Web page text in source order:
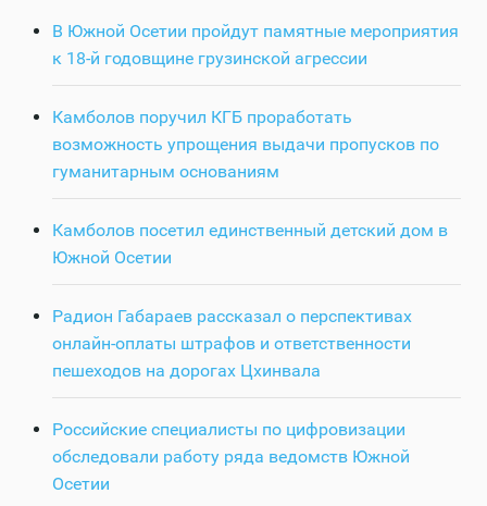
В Южной Осетии пройдут памятные мероприятия
к 18-й годовщине грузинской агрессии
Камболов поручил КГБ проработать
возможность упрощения выдачи пропусков по
гуманитарным основаниям
Камболов посетил единственный детский дом в
Южной Осетии
Радион Габараев рассказал о перспективах
онлайн-оплаты штрафов и ответственности
пешеходов на дорогах Цхинвала
Российские специалисты по цифровизации
обследовали работу ряда ведомств Южной
Осетии